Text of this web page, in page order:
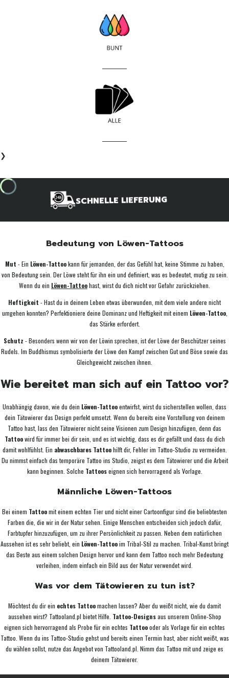
❯
SCHNELLE LIEFERUNG
Bedeutung von Löwen-Tattoos
Mut - Ein Löwen-Tattookann für jemanden, der das Gefühl hat, keine Stimme zu haben,
von Bedeutung sein. Der Löwe steht für ihn ein und definiert, was es bedeutet, mutig zu sein.
Wenn du ein Löwen-Tattoohast, wirst du dich nicht vor Gefahr zurückziehen.
Heftigkeit - Hast du in deinem Leben etwas überwunden, mit dem viele andere nicht
umgehen konnten? Perfektioniere deine Dominanz und Heftigkeit mit einem Löwen-Tattoo,
das Stärke erfordert.
Schutz - Besonders wenn wir von der Löwin sprechen, ist der Löwe der Beschützer seines
Rudels. Im Buddhismus symbolisierte der Löwe den Kampf zwischen Gut und Böse sowie das
Gleichgewicht zwischen ihnen.
Wie bereitet man sich auf ein Tattoo vor?
Unabhängig davon, wie du dein Löwen-Tattooentwirfst, wirst du sicherstellen wollen, dass
dein Tätowierer das Design perfekt umsetzt. Wenn du bereits eine Vorstellung von deinem
Tattoo hast, lass den Tätowierer nicht seine Visionen zum Design hinzufügen, denn das
Tattoowird für immer bei dir sein, und es ist wichtig, dass es dir gefällt und dass du dich
damit wohlfühlst. Ein abwaschbares Tattoohilft dir, Fehler im Tattoo-Studio zu vermeiden.
Du nimmst einfach das temporäre Tattoo ins Studio, zeigst es dem Tätowierer und die Arbeit
kann beginnen. Solche Tattooseignen sich hervorragend als Vorlage.
Männliche Löwen-Tattoos
Bei einem Tattoomit einem echten Tier und nicht einer Cartoonfigur sind die beliebtesten
Farben die, die wir in der Natur sehen. Einige Menschen entscheiden sich jedoch dafür,
Farbtupfer hinzuzufügen, um zu ihrer Persönlichkeit zu passen. Neben dem natürlichen
Aussehen ist es sehr beliebt, ein Löwen-Tattooim Tribal-Stil zu machen. Tribal-Kunst bringt
das Beste aus einem solchen Design hervor und kann dem Tattoo noch mehr Bedeutung
verleihen, indem einfach ein Bild aus der Natur verwendet wird.
Was vor dem Tätowieren zu tun ist?
Möchtest du dir ein echtes Tattoomachen lassen? Aber du weißt nicht, wie du damit
aussehen wirst? Tattooland.pl bietet Hilfe. Tattoo-Designsaus unserem Online-Shop
eignen sich hervorragend als Probe für ein echtes Tattoooder als Vorlage für ein echtes
Tattoo. Wenn du ins Tattoo-Studio gehst und bereits einen Termin hast, aber nicht weißt, was
du wählen sollst, nutze das Angebot von Tattooland.pl. Nimm das Tattoo mit und zeige es
deinem Tätowierer.